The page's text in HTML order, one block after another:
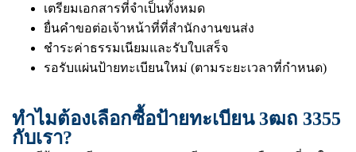
เตรียมเอกสารที่จำเป็นทั้งหมด
ยื่นคำขอต่อเจ้าหน้าที่ที่สำนักงานขนส่ง
ชำระค่าธรรมเนียมและรับใบเสร็จ
รอรับแผ่นป้ายทะเบียนใหม่ (ตามระยะเวลาที่กำหนด)
ทำไมต้องเลือกซื้อป้ายทะเบียน 3ฒถ 3355
กับเรา?